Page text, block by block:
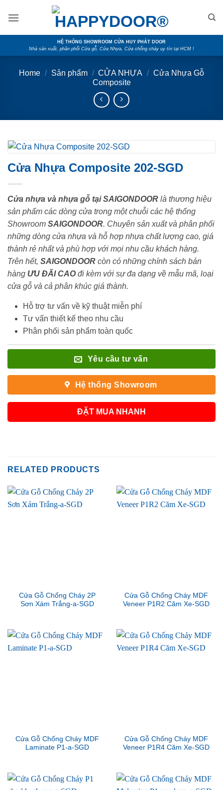
HỆ THỐNG SHOWROOM CỬA HUY PHÁT DOOR
Nhà sản xuất, phân phối Cửa gỗ, Cửa Nhựa, Cửa chống cháy uy tín tại HCM !
Home / Sản phẩm / CỬA NHỰA / Cửa Nhựa Gỗ
Composite
Cửa Nhựa Composite 202-SGD
Cửa nhựa và nhựa gỗ tại SAIGONDOOR là thương hiệu
sản phẩm các dòng cửa trong một chuỗi các hệ thống
Showroom SAIGONDOOR. Chuyên sản xuất và phân phối
những dòng cửa nhựa và hỗ hợp nhựa chất lượng cao, giá
thành rẻ nhất và phù hợp với mọi nhu cầu khách hàng.
Trên hết, SAIGONDOOR còn có những chính sách bán
hàng ƯU ĐÃI CAOđi kèm với sự đa dạng về mẫu mã, loại
cửa gỗ và cả phân khúc giá thành.
Hỗ trợ tư vấn về kỹ thuật miễn phí
Tư vấn thiết kế theo nhu cầu
Phân phối sản phẩm toàn quốc
Yêu cầu tư vấn
Hệ thống Showroom
ĐẶT MUA NHANH
RELATED PRODUCTS
Cửa Gỗ Chống Cháy 2P
Sơn Xám Trắng-a-SGD
Cửa Gỗ Chống Cháy MDF
Veneer P1R2 Căm Xe-SGD
Cửa Gỗ Chống Cháy MDF
Laminate P1-a-SGD
Cửa Gỗ Chống Cháy MDF
Veneer P1R4 Căm Xe-SGD